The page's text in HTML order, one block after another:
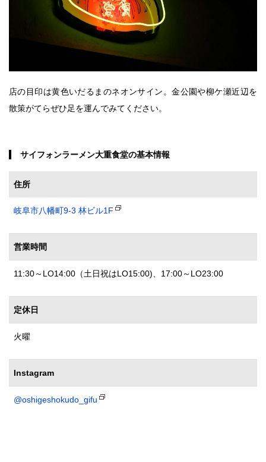
店の目印は黄色いだるまのネオンサイン。金公園や柳ケ瀬近辺を
散策がてらぜひ足を運んでみてください。
サイフォンラーメン大重食堂の基本情報
住所
岐阜市八幡町9-3 林ビル1F
営業時間
11:30～LO14:00（土日祝はLO15:00)、17:00～LO23:00
定休日
火曜
Instagram
@oshigeshokudo_gifu